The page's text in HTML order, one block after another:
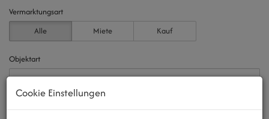
Vermarktungsart
Alle
Miete Kauf
Objektart
Cookie Einstellungen